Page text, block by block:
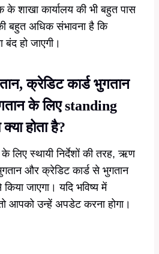
शाखा कार्यालय की भी बहुत पास
बहुत अधिक संभावना है कि
हो जाएगी।
क्रेडिट कार्ड भुगतान
के लिए standing
होता है?
स्थायी निर्देशों की तरह, ऋण
और क्रेडिट कार्ड से भुगतान
जाएगा। यदि भविष्य में
आपको उन्हें अपडेट करना होगा।